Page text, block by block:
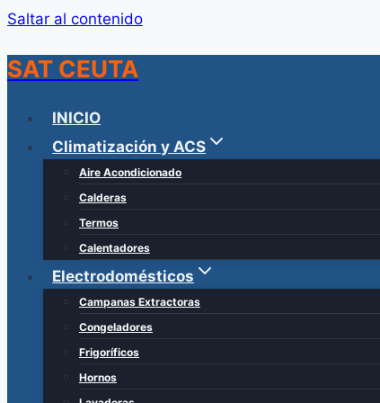
Saltar al contenido
SAT CEUTA
INICIO
Climatización y ACS
Aire Acondicionado
Calderas
Termos
Calentadores
Electrodomésticos
Campanas Extractoras
Congeladores
Frigoríficos
Hornos